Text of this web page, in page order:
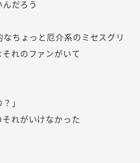
だろう
ちょっと厄介系のミセスグリ
れのファンがいて
」
れがいけなかった